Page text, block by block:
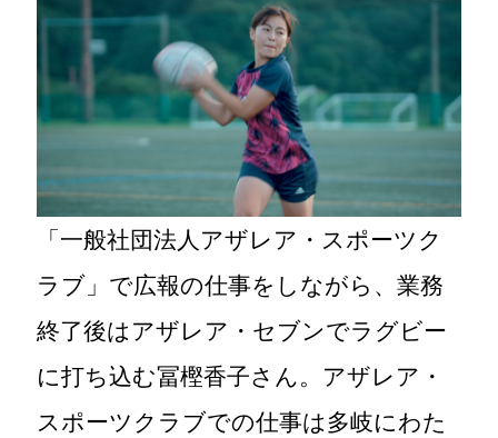
「一般社団法人アザレア・スポーツク
ラブ」で広報の仕事をしながら、業務
終了後はアザレア・セブンでラグビー
に打ち込む冨樫香子さん。アザレア・
スポーツクラブでの仕事は多岐にわた